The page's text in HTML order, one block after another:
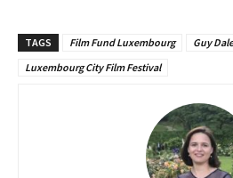
TAGS Film Fund Luxembourg
Guy
Luxembourg City Film Festival